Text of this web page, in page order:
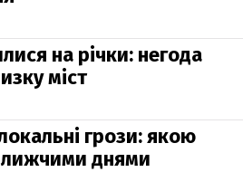
на річки: негода
міст
грози: якою
днями